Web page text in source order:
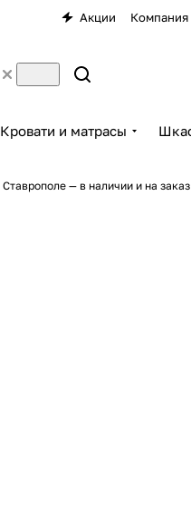
Акции Компания
Кровати и матрасы
— в наличии и на заказ